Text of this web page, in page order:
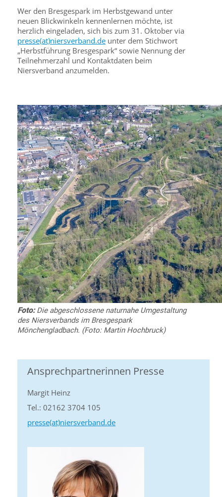
Wer den Bresgespark im Herbstgewand unter
neuen Blickwinkeln kennenlernen möchte, ist
herzlich eingeladen, sich bis zum 31. Oktober via
presse(at)niersverband.de unter dem Stichwort
„Herbstführung Bresgespark“ sowie Nennung der
Teilnehmerzahl und Kontaktdaten beim
Niersverband anzumelden.
Foto:Die abgeschlossene naturnahe Umgestaltung
des Niersverbands im Bresgespark
Mönchengladbach. (Foto: Martin Hochbruck)
Ansprechpartnerinnen Presse
Margit Heinz
Tel.: 02162 3704 105
presse(at)niersverband.de